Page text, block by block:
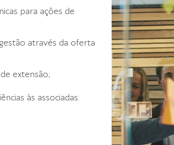
para ações de
através da oferta
extensão;
às associadas.